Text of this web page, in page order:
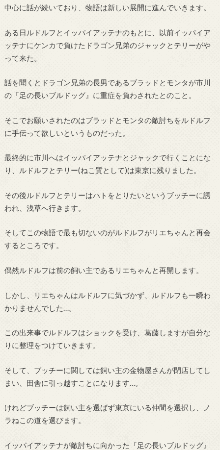
中心に話が続いており、物語は新しい展開に進んでいきます。
ある日ルドルフとイッパイアッテナのもとに、以前イッパイア
ッテナにケンカで負けたドラゴン兄弟のジャックとテリーがや
って来た。
話を聞くとドラゴン兄弟の長男であるブラッドとモンタが市川
の『足の長いブルドッグ』に重症を負わされたとのこと。
そこでお願いされたのはブラッドとモンタの敵討ちをルドルフ
に手伝って欲しいというものだった。
最終的に市川へはイッパイアッテナとジャックで行くことにな
り、ルドルフとテリー(ねこ質として)は東京に残りました。
その後ルドルフとテリーはハトをとりたいというブッチーに誘
われ、浅草へ行きます。
そしてこの物語で最も切ないのがルドルフがリエちゃんと再会
するところです。
偶然ルドルフは前の飼い主であるリエちゃんと再開します。
しかし、リエちゃんはルドルフに気づかず、ルドルフも一瞬わ
かりませんでした…。
この出来事でルドルフはショックを受け、葛藤しますが自分な
りに整理をつけていきます。
そして、ブッチーに関しては飼い主の金物屋さんが閉店してし
まい、田舎に引っ越すことになります…。
けれどブッチーは飼い主を選ばず東京にいる仲間を選択し、ノ
ラねこの道を選びます。
イッパイアッテナが敵討ちに向かった『足の長いブルドッグ』